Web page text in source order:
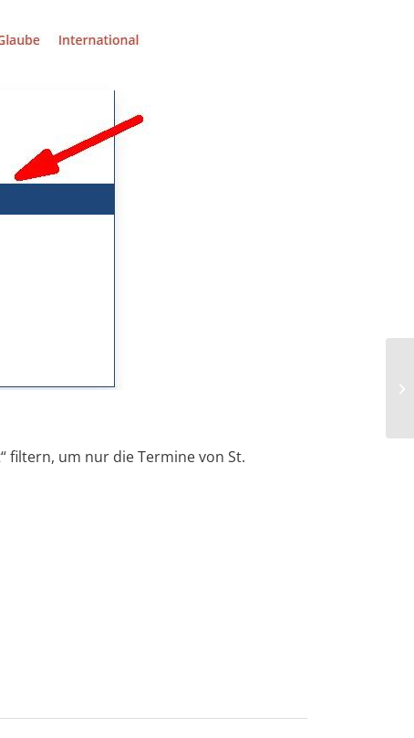
filtern, um nur die Termine von St.